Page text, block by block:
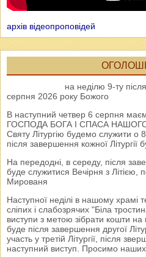
архів відеопроповідей
на неділю 9-ту
серпня 2026 року Божого
В наступний четвер 6 серпня
ГОСПОДА БОГА І СПАСА
Святу Літургію будемо служити
після завершення кожної
На передодні, в середу, після
буде служитися Вечірня з Літією,
Мированя
Наступної неділі в нашому храмі
сліпих і слабозрячих "Біла
виступи з метою зібрати кошти
буде після завершення другої
участь у третій Літургії, після
наступний виступ. Просимо